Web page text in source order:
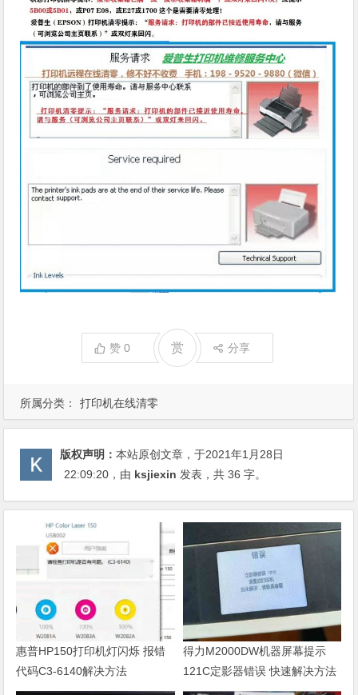
所属分类： 打印机在线清零
赞0 赏 分享
版权声明：本站原创文章，于2021年1月28日
22:09:20 ，由 ksjiexin 发表，共 36 字。
惠普HP150打印机灯闪烁 报错
代码C3-6140解决方法
得力M2000DW机器屏幕提示
121C定影器错误 快速解决方法